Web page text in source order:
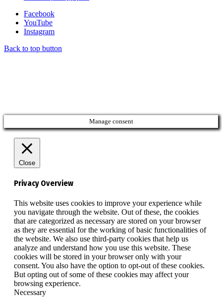
Facebook
YouTube
Instagram
Back to top button
Manage consent
Close
Privacy Overview
This website uses cookies to improve your experience while
you navigate through the website. Out of these, the cookies
that are categorized as necessary are stored on your browser
as they are essential for the working of basic functionalities of
the website. We also use third-party cookies that help us
analyze and understand how you use this website. These
cookies will be stored in your browser only with your
consent. You also have the option to opt-out of these cookies.
But opting out of some of these cookies may affect your
browsing experience.
Necessary